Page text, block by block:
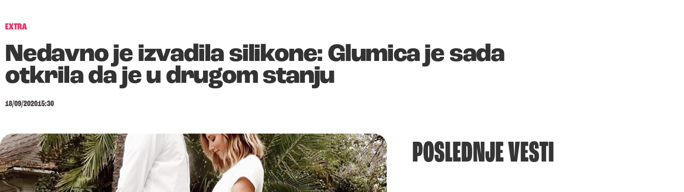
EXTRA
Nedavno je izvadila silikone: Glumica je sada
otkrila da je u drugom stanju
18/09/202015:30
POSLEDNJE VESTI